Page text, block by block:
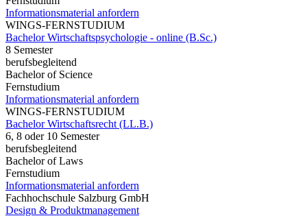
Informationsmaterial anfordern
WINGS-FERNSTUDIUM
Bachelor Wirtschaftspsychologie - online (B.Sc.)
8 Semester
berufsbegleitend
Bachelor of Science
Fernstudium
Informationsmaterial anfordern
WINGS-FERNSTUDIUM
Bachelor Wirtschaftsrecht (LL.B.)
6, 8 oder 10 Semester
berufsbegleitend
Bachelor of Laws
Fernstudium
Informationsmaterial anfordern
Fachhochschule Salzburg GmbH
Design & Produktmanagement